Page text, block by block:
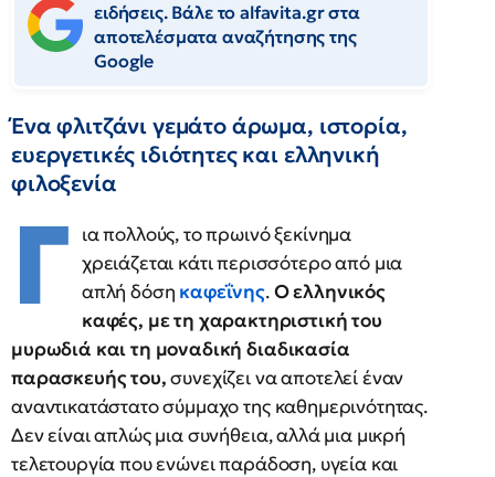
ειδήσεις. Βάλε το alfavita.gr στα
αποτελέσματα αναζήτησης της
Google
Ένα φλιτζάνι γεμάτο άρωμα, ιστορία,
ευεργετικές ιδιότητες και ελληνική
φιλοξενία
Γ ια πολλούς, το πρωινό ξεκίνημα
χρειάζεται κάτι περισσότερο από μια
απλή δόση καφεΐνης.Ο ελληνικός
καφές, με τη χαρακτηριστική του
μυρωδιά και τη μοναδική διαδικασία
παρασκευής του,συνεχίζει να αποτελεί έναν
αναντικατάστατο σύμμαχο της καθημερινότητας.
Δεν είναι απλώς μια συνήθεια, αλλά μια μικρή
τελετουργία που ενώνει παράδοση, υγεία και